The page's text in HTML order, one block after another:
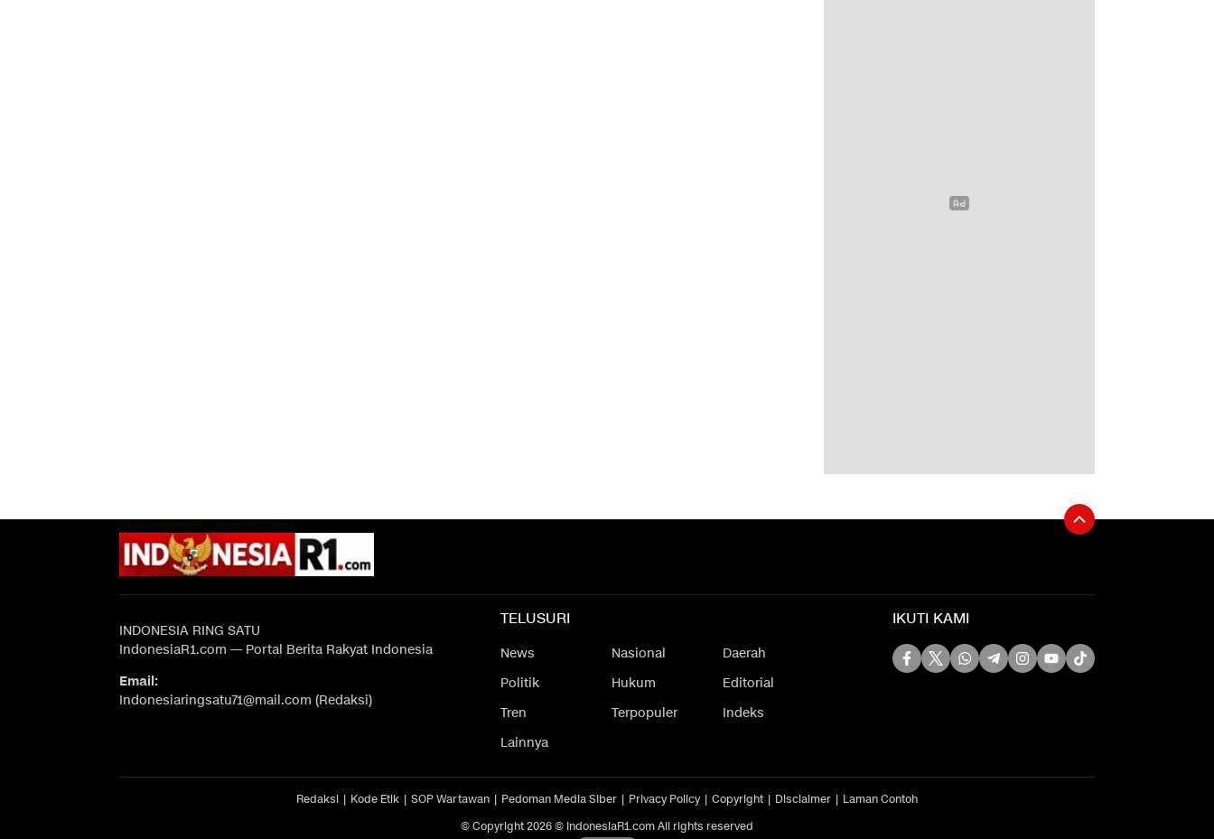
INDONESIA RING SATU
IndonesiaR1.com — Portal Berita Rakyat Indonesia
Email:
Indonesiaringsatu71@mail.com (Redaksi)
TELUSURI
News Nasional
Daerah
Politik
Hukum
Editorial
Tren
Terpopuler
Indeks
Lainnya
IKUTI KAMI
Redaksi Kode Etik SOP Wartawan Pedoman Media Siber Privacy Policy Copyright Disclaimer
Laman Contoh
© Copyright 2026 © IndonesiaR1.com All rights reserved